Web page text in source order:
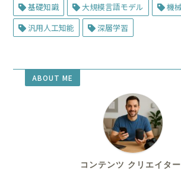
基礎知識
大規模言語モデル
機
汎用人工知能
深層学習
ABOUT ME
コンテンツ クリエイタ